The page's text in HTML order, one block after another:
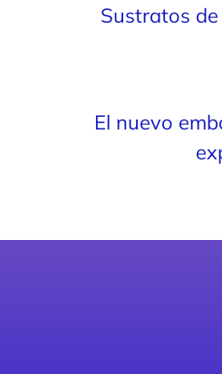
Sustratos
El nuevo